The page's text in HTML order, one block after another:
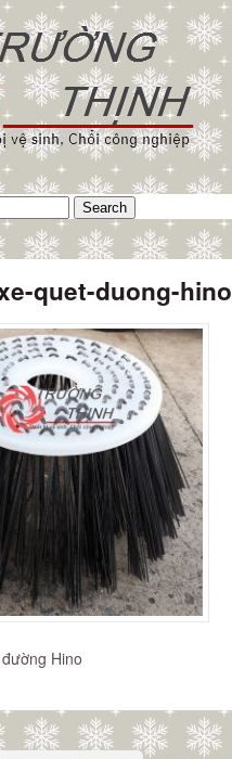
Search
quet-duong-hino
Hino